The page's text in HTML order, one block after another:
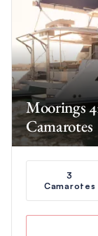
Moorings
Camarotes
3
Camarotes